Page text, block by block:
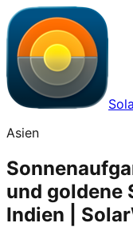
Asien
und goldene
Indien |